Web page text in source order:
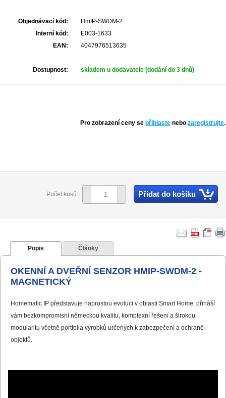
Objednávací kód:
HmIP-SWDM-2
Interní kód:
E003-1633
EAN:
4047976513635
Dostupnost: skladem u dodavatele (dodání do 3 dnů)
Pro zobrazení ceny se přihlaste nebo zaregistrujte.
Počet kusů: Přidat do košíku
Popis Články
OKENNÍ A DVEŘNÍ SENZOR HMIP-SWDM-2 -
MAGNETICKÝ
Homematic IP představuje naprostou evoluci v oblasti Smart Home, přináší
vám bezkompromisní německou kvalitu, komplexní řešení a širokou
modularitu včetně portfolia výrobků určených k zabezpečení a ochraně
objektů.